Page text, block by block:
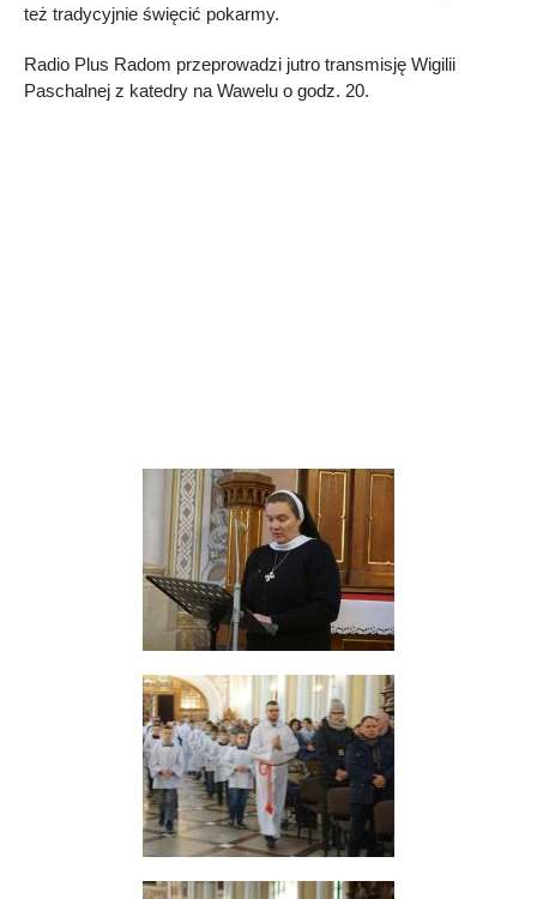
też tradycyjnie święcić pokarmy.
Radio Plus Radom przeprowadzi jutro transmisję Wigilii
Paschalnej z katedry na Wawelu o godz. 20.